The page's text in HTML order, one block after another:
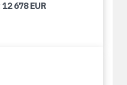
12 678 EUR